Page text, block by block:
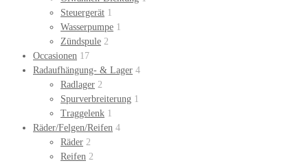
Steuergerät 1
Wasserpumpe 1
Zündspule 2
Occasionen 17
Radaufhängung- & Lager 4
Radlager 2
Spurverbreiterung 1
Traggelenk 1
Räder/Felgen/Reifen 4
Räder 2
Reifen 2